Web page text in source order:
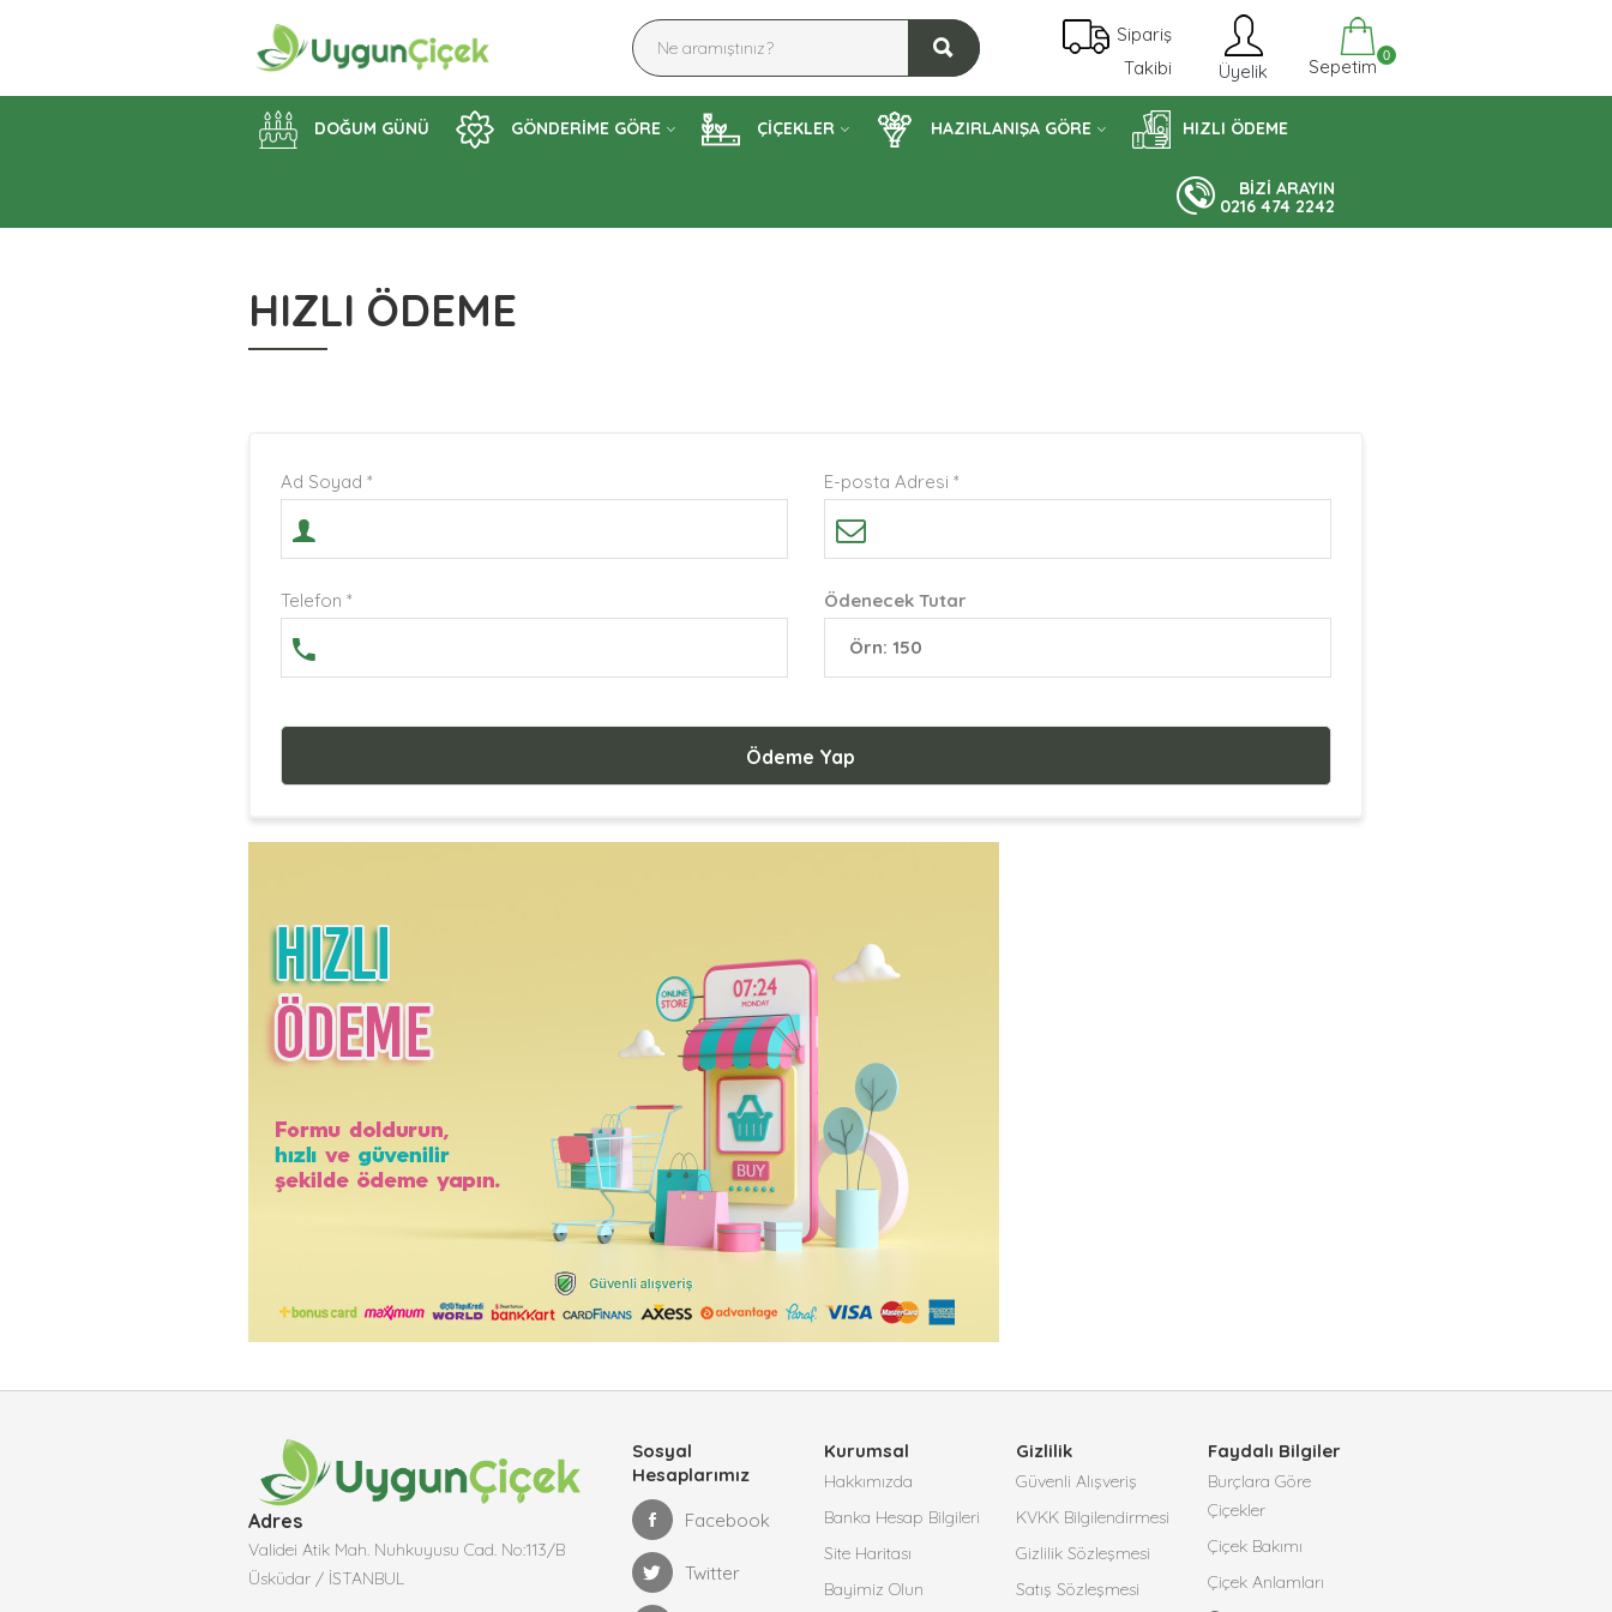
Sipariş
Takibi
Üyelik Sepetim 0
DOĞUM GÜNÜ GÖNDERİME GÖRE ÇİÇEKLER HAZIRLANIŞA GÖRE HIZLI ÖDEME
BİZİ ARAYIN
0216 474 2242
HIZLI ÖDEME
Ad Soyad * E-posta Adresi *
Telefon * Ödenecek Tutar
Adres
Validei Atik Mah. Nuhkuyusu Cad. No:113/B
Üsküdar / İSTANBUL
Sosyal
Hesaplarımız
Facebook
Twitter
Kurumsal
Hakkımızda
Banka Hesap Bilgileri
Site Haritası
Bayimiz Olun
Gizlilik
Güvenli Alışveriş
KVKK Bilgilendirmesi
Gizlilik Sözleşmesi
Satış Sözleşmesi
Faydalı Bilgiler
Burçlara Göre
Çiçekler
Çiçek Bakımı
Çiçek Anlamları